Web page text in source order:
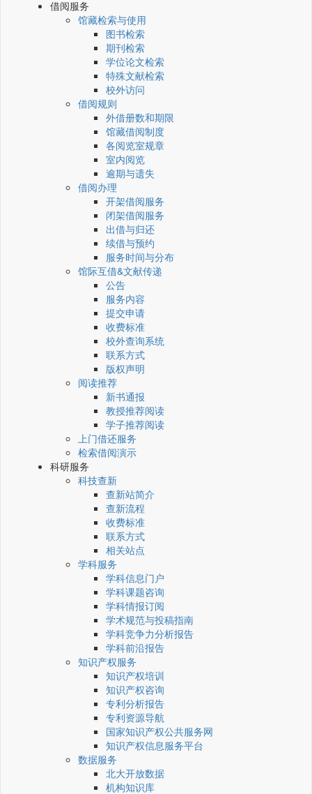
借阅服务
馆藏检索与使用
图书检索
期刊检索
学位论文检索
特殊文献检索
校外访问
借阅规则
外借册数和期限
馆藏借阅制度
各阅览室规章
室内阅览
逾期与遗失
借阅办理
开架借阅服务
闭架借阅服务
出借与归还
续借与预约
服务时间与分布
馆际互借&文献传递
公告
服务内容
提交申请
收费标准
校外查询系统
联系方式
版权声明
阅读推荐
新书通报
教授推荐阅读
学子推荐阅读
上门借还服务
检索借阅演示
科研服务
科技查新
查新站简介
查新流程
收费标准
联系方式
相关站点
学科服务
学科信息门户
学科课题咨询
学科情报订阅
学术规范与投稿指南
学科竞争力分析报告
学科前沿报告
知识产权服务
知识产权培训
知识产权咨询
专利分析报告
专利资源导航
国家知识产权公共服务网
知识产权信息服务平台
数据服务
北大开放数据
机构知识库